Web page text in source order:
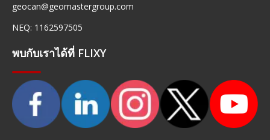
geocan@geomastergroup.com
NEQ: 1162597505
พบกับเราได้ที่ FLIXY